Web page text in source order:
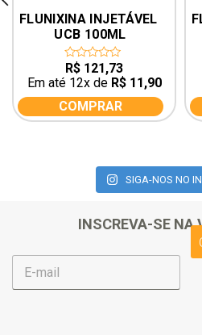
FLUNIXINA INJETÁVEL
UCB 100ML
0
out
of
5
R$ 121,73
Em até 12x de R$11,90
COMPRAR
SIGA-NOS NO
INSCREVA-SE NA
E
m